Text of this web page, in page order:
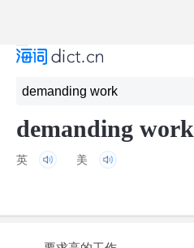
demanding work
英 美